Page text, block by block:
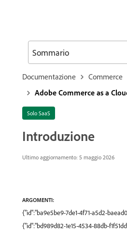
Documentazione
Commerce
Adobe Commerce as a
Solo SaaS
Introduzione
Ultimo aggiornamento: 5 maggio 2026
ARGOMENTI:
{"id":"ba9e5be9-7de1-4f71-a5d2-
{"id":"bd989d82-1e15-4534-88db-
Sommario